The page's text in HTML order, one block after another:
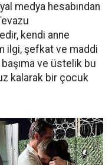
medya hesabından
kendi anne
ilgi, şefkat ve maddi
ve üstelik bu
kalarak bir çocuk